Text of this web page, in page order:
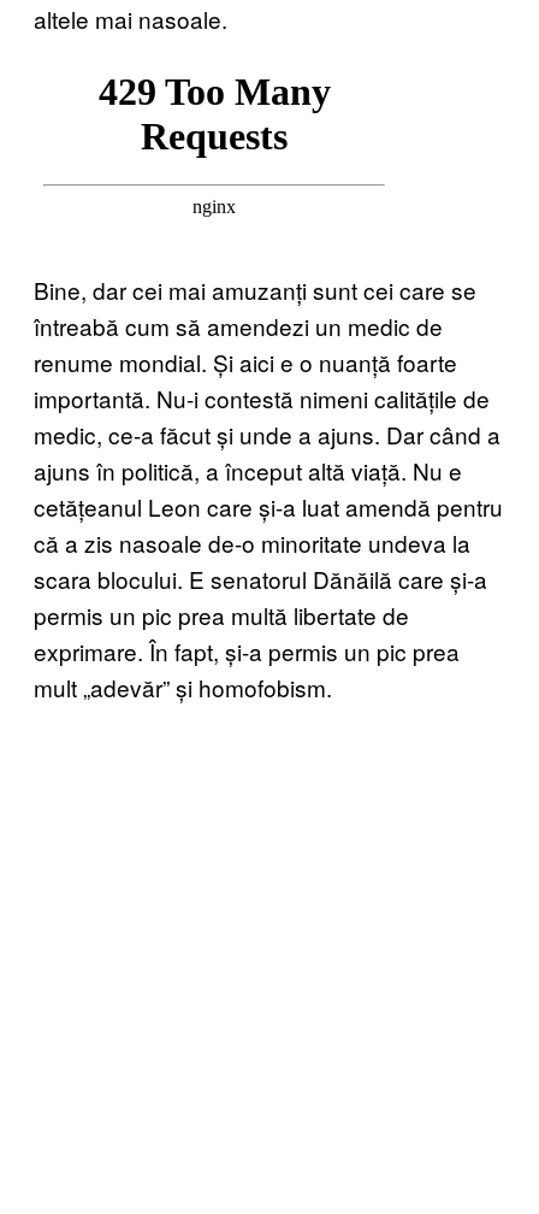
altele mai nasoale.
Bine, dar cei mai amuzanți sunt cei care se
întreabă cum să amendezi un medic de
renume mondial. Și aici e o nuanță foarte
importantă. Nu-i contestă nimeni calitățile de
medic, ce-a făcut și unde a ajuns. Dar când a
ajuns în politică, a început altă viață. Nu e
cetățeanul Leon care și-a luat amendă pentru
că a zis nasoale de-o minoritate undeva la
scara blocului. E senatorul Dănăilă care și-a
permis un pic prea multă libertate de
exprimare. În fapt, și-a permis un pic prea
mult „adevăr” și homofobism.